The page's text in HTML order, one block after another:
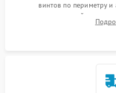
винтов по периметру
стеклокерамической
сенсорного блока для